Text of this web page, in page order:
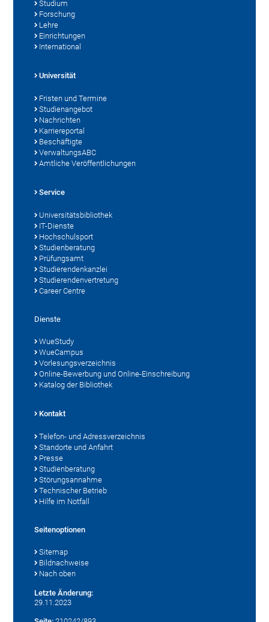
Studium
Forschung
Lehre
Einrichtungen
International
Universität
Fristen und Termine
Studienangebot
Nachrichten
Karriereportal
Beschäftigte
VerwaltungsABC
Amtliche Veröffentlichungen
Service
Universitätsbibliothek
IT-Dienste
Hochschulsport
Studienberatung
Prüfungsamt
Studierendenkanzlei
Studierendenvertretung
Career Centre
Dienste
WueStudy
WueCampus
Vorlesungsverzeichnis
Online-Bewerbung und Online-Einschreibung
Katalog der Bibliothek
Kontakt
Telefon- und Adressverzeichnis
Standorte und Anfahrt
Presse
Studienberatung
Störungsannahme
Technischer Betrieb
Hilfe im Notfall
Seitenoptionen
Sitemap
Bildnachweise
Nach oben
Letzte Änderung:
29.11.2023